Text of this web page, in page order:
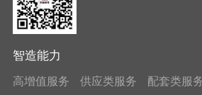
智造能力
高增值服务 供应类服务 配套类服